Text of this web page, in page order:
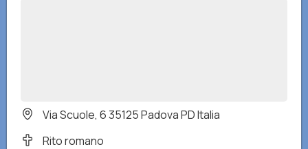
Via Scuole, 6 35125 Padova PD Italia
Rito romano